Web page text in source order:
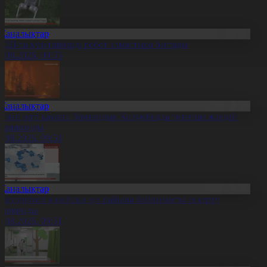
та күзетшілерді робот алмастыра бастады
09:55
өрті қаулап, британдық Колумбияда төтенше жағдай
09:51
қолайсыз ауа райына байланысты ескерту
09:51